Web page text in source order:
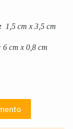
1,5 cm x 3,5 cm
6 cm x 0,8 cm